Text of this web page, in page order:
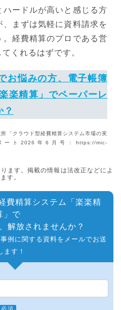
ードルが高いと感じる方
まずは気軽に資料請求を
経費精算のプロである営
くれるはずです。
お悩みの方、電子帳簿
楽精算」でペーパーレ
？
「クラウド型経費精算システム市場の実
ト2026年6月号：https://mic-
ます。掲載の情報は法改正などによ
す。
費精算システム「楽楽精
」で
解放されませんか？
例に関する資料をメールでお送
ます！
必須